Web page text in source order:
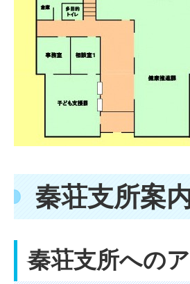
秦荘支所案
秦荘支所への